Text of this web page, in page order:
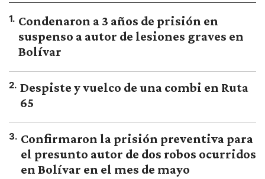
1. Condenaron a 3 años de prisión en
suspenso a autor de lesiones graves en
Bolívar
2. Despiste y vuelco de una combi en Ruta
65
3. Confirmaron la prisión preventiva para
el presunto autor de dos robos ocurridos
en Bolívar en el mes de mayo